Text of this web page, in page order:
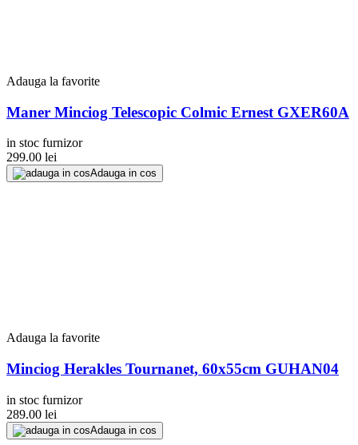
Adauga la favorite
Maner Minciog Telescopic Colmic Ernest GXER60A
in stoc furnizor
299.00 lei
Adauga in cos
Adauga la favorite
Minciog Herakles Tournanet, 60x55cm GUHAN04
in stoc furnizor
289.00 lei
Adauga in cos